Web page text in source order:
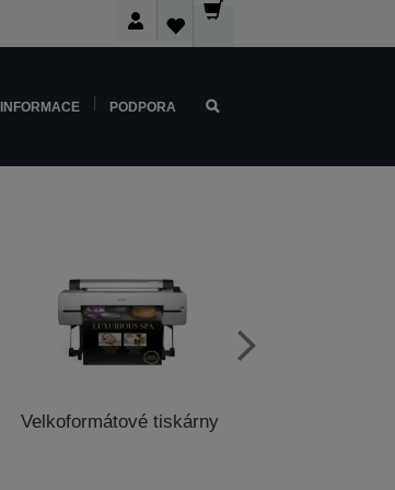
INFORMACE PODPORA
Velkoformátové tiskárny